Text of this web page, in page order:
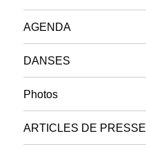
AGENDA
DANSES
Photos
ARTICLES DE PRESSE